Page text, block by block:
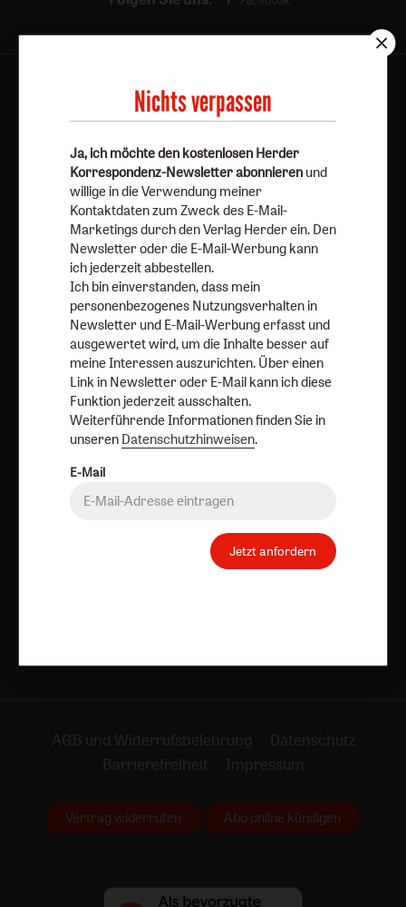
Herder Korrespondenz-Newsletter
Ja, ich möchte den kostenlosen Herder
Korrespondenz-Newsletter abonnieren
die Verwendung meiner Kontaktdaten zum Zweck des E-
Mail-Marketings durch den Verlag Herder ein. Den
Newsletter oder die E-Mail-Werbung kann ich jederzeit
abbestellen.
Ich bin einverstanden, dass mein personenbezogenes
Nutzungsverhalten in Newsletter und E-Mail-Werbung
erfasst und ausgewertet wird, um die Inhalte besser auf
meine Interessen auszurichten. Über einen Link in
Newsletter oder E-Mail kann ich diese Funktion jederzeit
ausschalten.
Weiterführende Informationen finden Sie in unseren
AGB und Widerrufsbelehrung
Datenschutz
Barrierefreiheit
Impressum
Vertrag widerrufen Abo online kündigen
Nichts verpassen
Ja, ich möchte den kostenlosen Herder
Korrespondenz-Newsletter abonnieren und
willige in die Verwendung meiner
Kontaktdaten zum Zweck des E-Mail-
Marketings durch den Verlag Herder ein. Den
Newsletter oder die E-Mail-Werbung kann
ich jederzeit abbestellen.
Ich bin einverstanden, dass mein
personenbezogenes Nutzungsverhalten in
Newsletter und E-Mail-Werbung erfasst und
ausgewertet wird, um die Inhalte besser auf
meine Interessen auszurichten. Über einen
Link in Newsletter oder E-Mail kann ich diese
Funktion jederzeit ausschalten.
Weiterführende Informationen finden Sie in
unseren Datenschutzhinweisen.
E-Mail
Jetzt anfordern